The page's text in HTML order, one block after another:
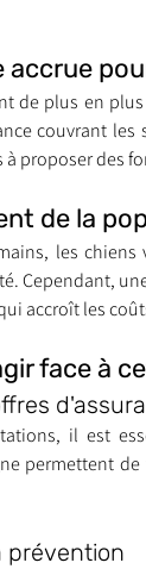
accrue
de plus en
couvrant
à proposer des
de la
les
Cependant,
accroît les
face à
il est
permettent
prévention